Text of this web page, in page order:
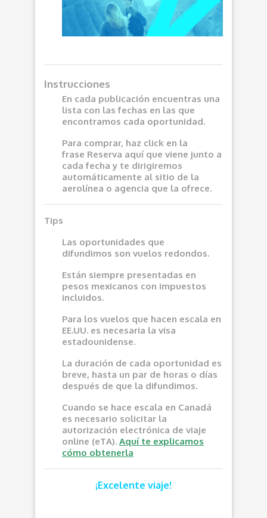
Instrucciones
En cada publicación encuentras una
lista con las fechas en las que
encontramos cada oportunidad.
Para comprar, haz click en la
frase Reserva aquí que viene junto a
cada fecha y te dirigiremos
automáticamente al sitio de la
aerolínea o agencia que la ofrece.
Tips
Las oportunidades que
difundimos son vuelos redondos.
Están siempre presentadas en
pesos mexicanos con impuestos
incluidos.
Para los vuelos que hacen escala en
EE.UU. es necesaria la visa
estadounidense.
La duración de cada oportunidad es
breve, hasta un par de horas o días
después de que la difundimos.
Cuando se hace escala en Canadá
es necesario solicitar la
autorización electrónica de viaje
online (eTA). Aquí te explicamos
cómo obtenerla
¡Excelente viaje!